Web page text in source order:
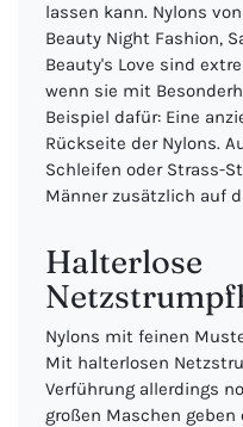
lassen kann. Nylons
Beauty Night Fashion,
Beauty's Love sind
wenn sie mit
Beispiel dafür: Eine
Rückseite der Nylons.
Schleifen oder Strass-
Männer zusätzlich auf
Halterlose
Nylons mit feinen
Mit halterlosen
Verführung allerdings
großen Maschen